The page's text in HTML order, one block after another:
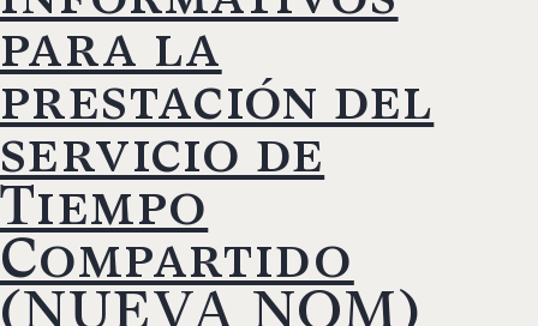
para la
prestación del
servicio de
Tiempo
Compartido
(NUEVA NOM)